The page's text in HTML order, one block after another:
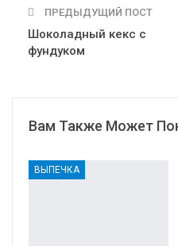
ПРЕДЫДУЩИЙ ПОСТ
Шоколадный кекс с
фундуком
Вам Также Может
ВЫПЕЧКА